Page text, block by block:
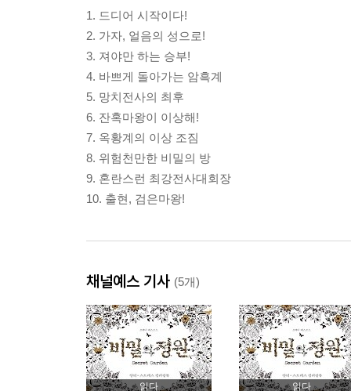
1. 드디어 시작이다!
2. 가자, 얼음의 성으로!
3. 져야만 하는 승부!
4. 바쁘게 돌아가는 암흑계
5. 망치전사의 최후
6. 잔혹마왕이 이상해!
7. 옥황계의 이상 조짐
8. 위험천만한 비밀의 방
9. 혼란스런 최강전사대회장
10. 출현, 검은마왕!
채널예스 기사 (5개)
읽다 읽다